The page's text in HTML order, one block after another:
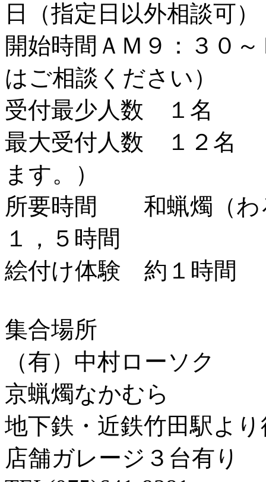
日（指定日以外相談可）
開始時間ＡＭ９：３０
はご相談ください）
受付最少人数 １名
最大受付人数 １２名
ます。）
所要時間 和蝋燭（
１，５時間
絵付け体験 約１時間
集合場所
（有）中村ローソク
京蝋燭なかむら
地下鉄・近鉄竹田駅よ
店舗ガレージ３台有り